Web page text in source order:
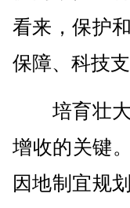
看来，保护
保障、科技
培育壮大
增收的关键
因地制宜规